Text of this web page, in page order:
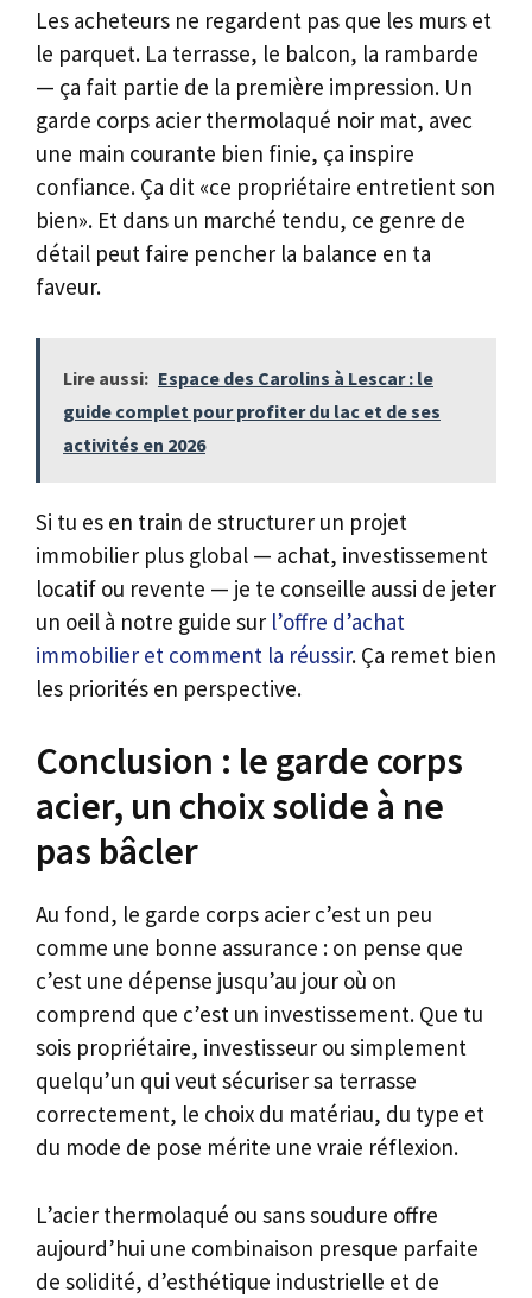
Les acheteurs ne regardent pas que les murs et
le parquet. La terrasse, le balcon, la rambarde
— ça fait partie de la première impression. Un
garde corps acier thermolaqué noir mat, avec
une main courante bien finie, ça inspire
confiance. Ça dit «ce propriétaire entretient son
bien». Et dans un marché tendu, ce genre de
détail peut faire pencher la balance en ta
faveur.
Lire aussi: Espace des Carolins à Lescar : le
guide complet pour profiter du lac et de ses
activités en 2026
Si tu es en train de structurer un projet
immobilier plus global — achat, investissement
locatif ou revente — je te conseille aussi de jeter
un oeil à notre guide sur l’offre d’achat
immobilier et comment la réussir. Ça remet bien
les priorités en perspective.
Conclusion : le garde corps
acier, un choix solide à ne
pas bâcler
Au fond, le garde corps acier c’est un peu
comme une bonne assurance : on pense que
c’est une dépense jusqu’au jour où on
comprend que c’est un investissement. Que tu
sois propriétaire, investisseur ou simplement
quelqu’un qui veut sécuriser sa terrasse
correctement, le choix du matériau, du type et
du mode de pose mérite une vraie réflexion.
L’acier thermolaqué ou sans soudure offre
aujourd’hui une combinaison presque parfaite
de solidité, d’esthétique industrielle et de